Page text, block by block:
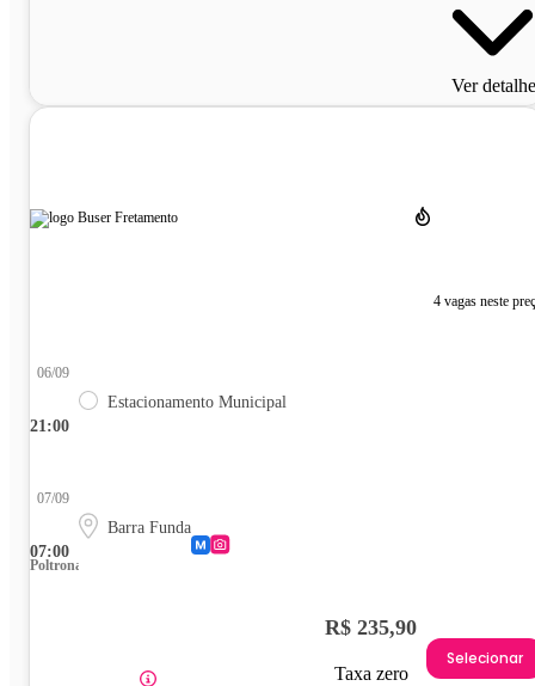
Ver
4 vagas neste
21:00
06/09
Estacionamento Municipal
07:00
07/09
Barra Funda
Poltrona
R$ 235,90
Taxa zero
Selecionar